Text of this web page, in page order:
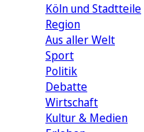
Köln und Stadtteile
Region
Aus aller Welt
Sport
Politik
Debatte
Wirtschaft
Kultur & Medien